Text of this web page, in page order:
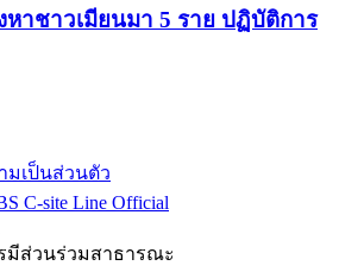
าชาวเมียนมา 5 ราย ปฏิบัติการ
มเป็นส่วนตัว
C-site Line Official
มีส่วนร่วมสาธารณะ